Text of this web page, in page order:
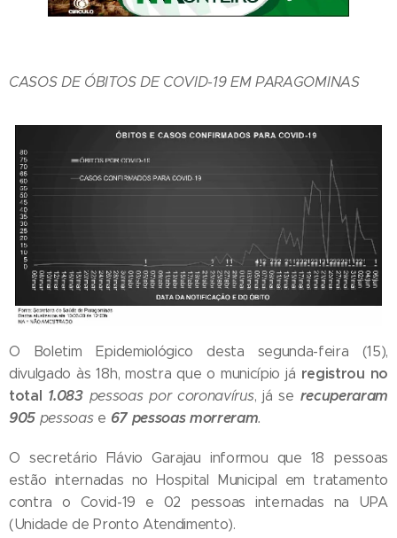
CASOS DE ÓBITOS DE COVID-19 EM PARAGOMINAS
O Boletim Epidemiológico desta segunda-feira (15),
divulgado às 18h, mostra que o município já registrou no
total 1.083 pessoas por coronavírus, já se recuperaram
905 pessoase 67 pessoas morreram.
O secretário Flávio Garajau informou que 18 pessoas
estão internadas no Hospital Municipal em tratamento
contra o Covid-19 e 02 pessoas internadas na UPA
(Unidade de Pronto Atendimento).